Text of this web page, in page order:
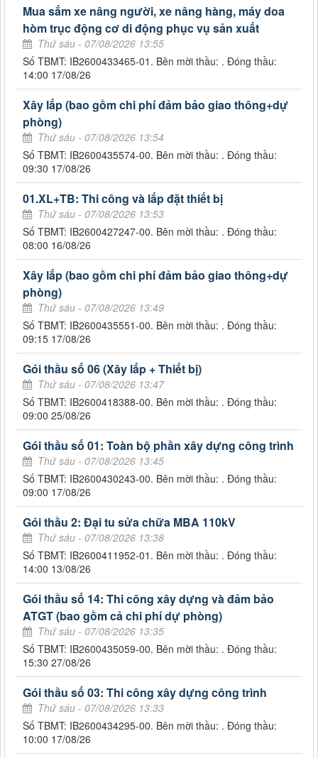
Mua sắm xe nâng người, xe nâng hàng, máy doa
hòm trục động cơ di động phục vụ sản xuất
Thứ sáu - 07/08/2026 13:55
Số TBMT: IB2600433465-01. Bên mời thầu: . Đóng thầu:
14:00 17/08/26
Xây lắp (bao gồm chi phí đảm bảo giao thông+dự
phòng)
Thứ sáu - 07/08/2026 13:54
Số TBMT: IB2600435574-00. Bên mời thầu: . Đóng thầu:
09:30 17/08/26
01.XL+TB: Thi công và lắp đặt thiết bị
Thứ sáu - 07/08/2026 13:53
Số TBMT: IB2600427247-00. Bên mời thầu: . Đóng thầu:
08:00 16/08/26
Xây lắp (bao gồm chi phí đảm bảo giao thông+dự
phòng)
Thứ sáu - 07/08/2026 13:49
Số TBMT: IB2600435551-00. Bên mời thầu: . Đóng thầu:
09:15 17/08/26
Gói thầu số 06 (Xây lắp + Thiết bị)
Thứ sáu - 07/08/2026 13:47
Số TBMT: IB2600418388-00. Bên mời thầu: . Đóng thầu:
09:00 25/08/26
Gói thầu số 01: Toàn bộ phần xây dựng công trình
Thứ sáu - 07/08/2026 13:45
Số TBMT: IB2600430243-00. Bên mời thầu: . Đóng thầu:
09:00 17/08/26
Gói thầu 2: Đại tu sửa chữa MBA 110kV
Thứ sáu - 07/08/2026 13:38
Số TBMT: IB2600411952-01. Bên mời thầu: . Đóng thầu:
14:00 13/08/26
Gói thầu số 14: Thi công xây dựng và đảm bảo
ATGT (bao gồm cả chi phí dự phòng)
Thứ sáu - 07/08/2026 13:35
Số TBMT: IB2600435059-00. Bên mời thầu: . Đóng thầu:
15:30 27/08/26
Gói thầu số 03: Thi công xây dựng công trình
Thứ sáu - 07/08/2026 13:33
Số TBMT: IB2600434295-00. Bên mời thầu: . Đóng thầu:
10:00 17/08/26